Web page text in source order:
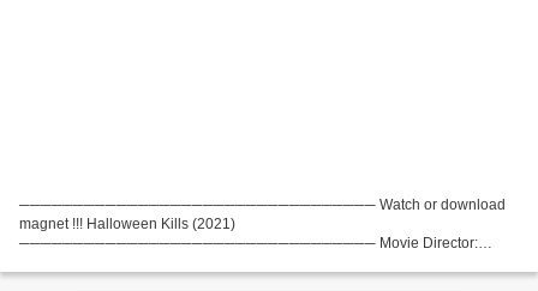
───────────────────────────────── Watch or download
magnet !!! Halloween Kills (2021)
───────────────────────────────── Movie Director:
Jamie Lee Curtis, Judy Greer, Andi Matichak,...